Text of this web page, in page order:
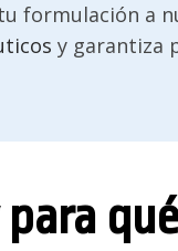
formulación a
y garantiza